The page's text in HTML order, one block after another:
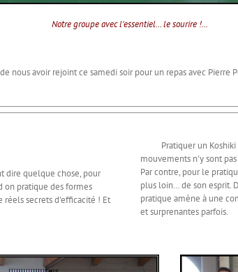
Notre groupe avec l'essentiel… le sourire !...
avoir rejoint ce samedi soir pour un repas avec Pierre
dire quelque chose, pour
on pratique des formes
réels secrets d'efficacité ! Et
Pratiquer un Koshiki
mouvements n'y sont
Par contre, pour le
plus loin… de son esprit.
pratique amène à une
et surprenantes parfois.